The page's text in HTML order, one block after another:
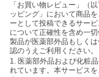
「お買い物レビュー」（
ッピング」において商品
ーとして投稿できるサー
について正確性を含め一
製品が医薬部外品もしく
認のうえご利用ください。
1. 医薬部外品および化粧
れています。本サービス